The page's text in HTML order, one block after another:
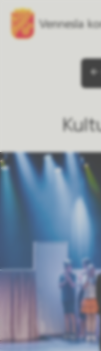
Vennesla kulturhus